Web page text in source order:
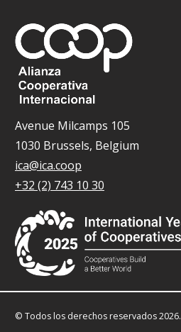
Avenue Milcamps 105
1030 Brussels, Belgium
ica@ica.coop
+32 (2) 743 10 30
© Todos los derechos reservados 2026.